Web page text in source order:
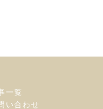
一覧
い合わせ